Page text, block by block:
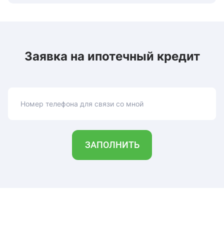
Заявка на ипотечный кредит
Номер телефона для связи со мной
ЗАПОЛНИТЬ